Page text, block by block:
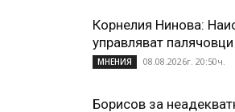
Корнелия Нинова:
управляват палячовци
МНЕНИЯ 08.08.2026г. 20:50ч.
Борисов за